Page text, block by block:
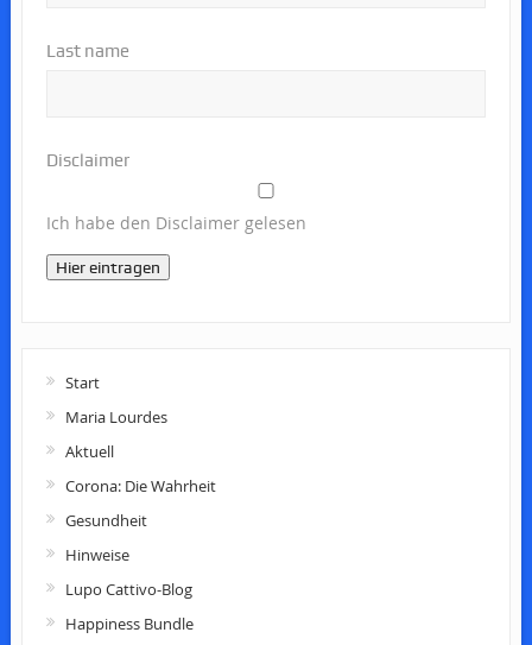
Last name
Disclaimer
Ich habe den Disclaimer gelesen
Hier eintragen
Start
Maria Lourdes
Aktuell
Corona: Die Wahrheit
Gesundheit
Hinweise
Lupo Cattivo-Blog
Happiness Bundle